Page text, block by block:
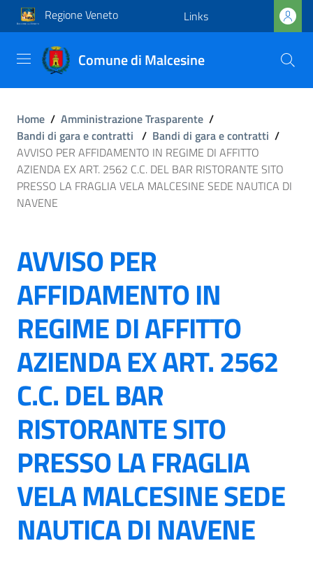
Regione Veneto Links
Comune di Malcesine
Home / Amministrazione Trasparente /
Bandi di gara e contratti / Bandi di gara e contratti /
AVVISO PER AFFIDAMENTO IN REGIME DI AFFITTO
AZIENDA EX ART. 2562 C.C. DEL BAR RISTORANTE SITO
PRESSO LA FRAGLIA VELA MALCESINE SEDE NAUTICA DI
NAVENE
AVVISO PER
AFFIDAMENTO IN
REGIME DI AFFITTO
AZIENDA EX ART. 2562
C.C. DEL BAR
RISTORANTE SITO
PRESSO LA FRAGLIA
VELA MALCESINE SEDE
NAUTICA DI NAVENE